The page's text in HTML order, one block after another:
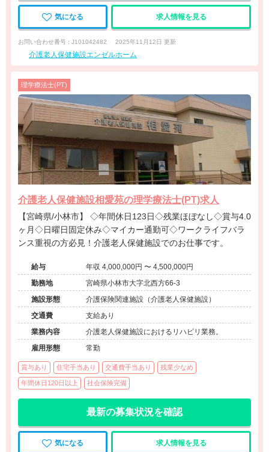
気になる 求人情報を見る
お問い合わせ番号 : J101042482 2025年11月12日 更新
介護老人保健施設エンゼルホーム
理学療法士(PT)
介護老人保健施設相愛苑の理学療法士(PT)求人
【宮崎県/小林市】 ◇年間休日123日◇残業ほぼなし◇賞与4.0
ヶ月◇日曜日固定休み◇マイカー通勤可◇ワークライフバラ
ンス重視の方必見！介護老人保健施設でのお仕事です。
給与
年収 4,000,000円 〜 4,500,000円
勤務地
宮崎県小林市大字北西方66-3
施設形態
介護保険関連施設（介護老人保健施設）
交通費
支給あり
業務内容
介護老人保健施設におけるリハビリ業務。
雇用形態
常勤
賞与あり 住宅手当あり 交通費手当あり 残業少なめ
年間休日120日以上 社会保険完備
最新の募集状況を確認
気になる 求人情報を見る